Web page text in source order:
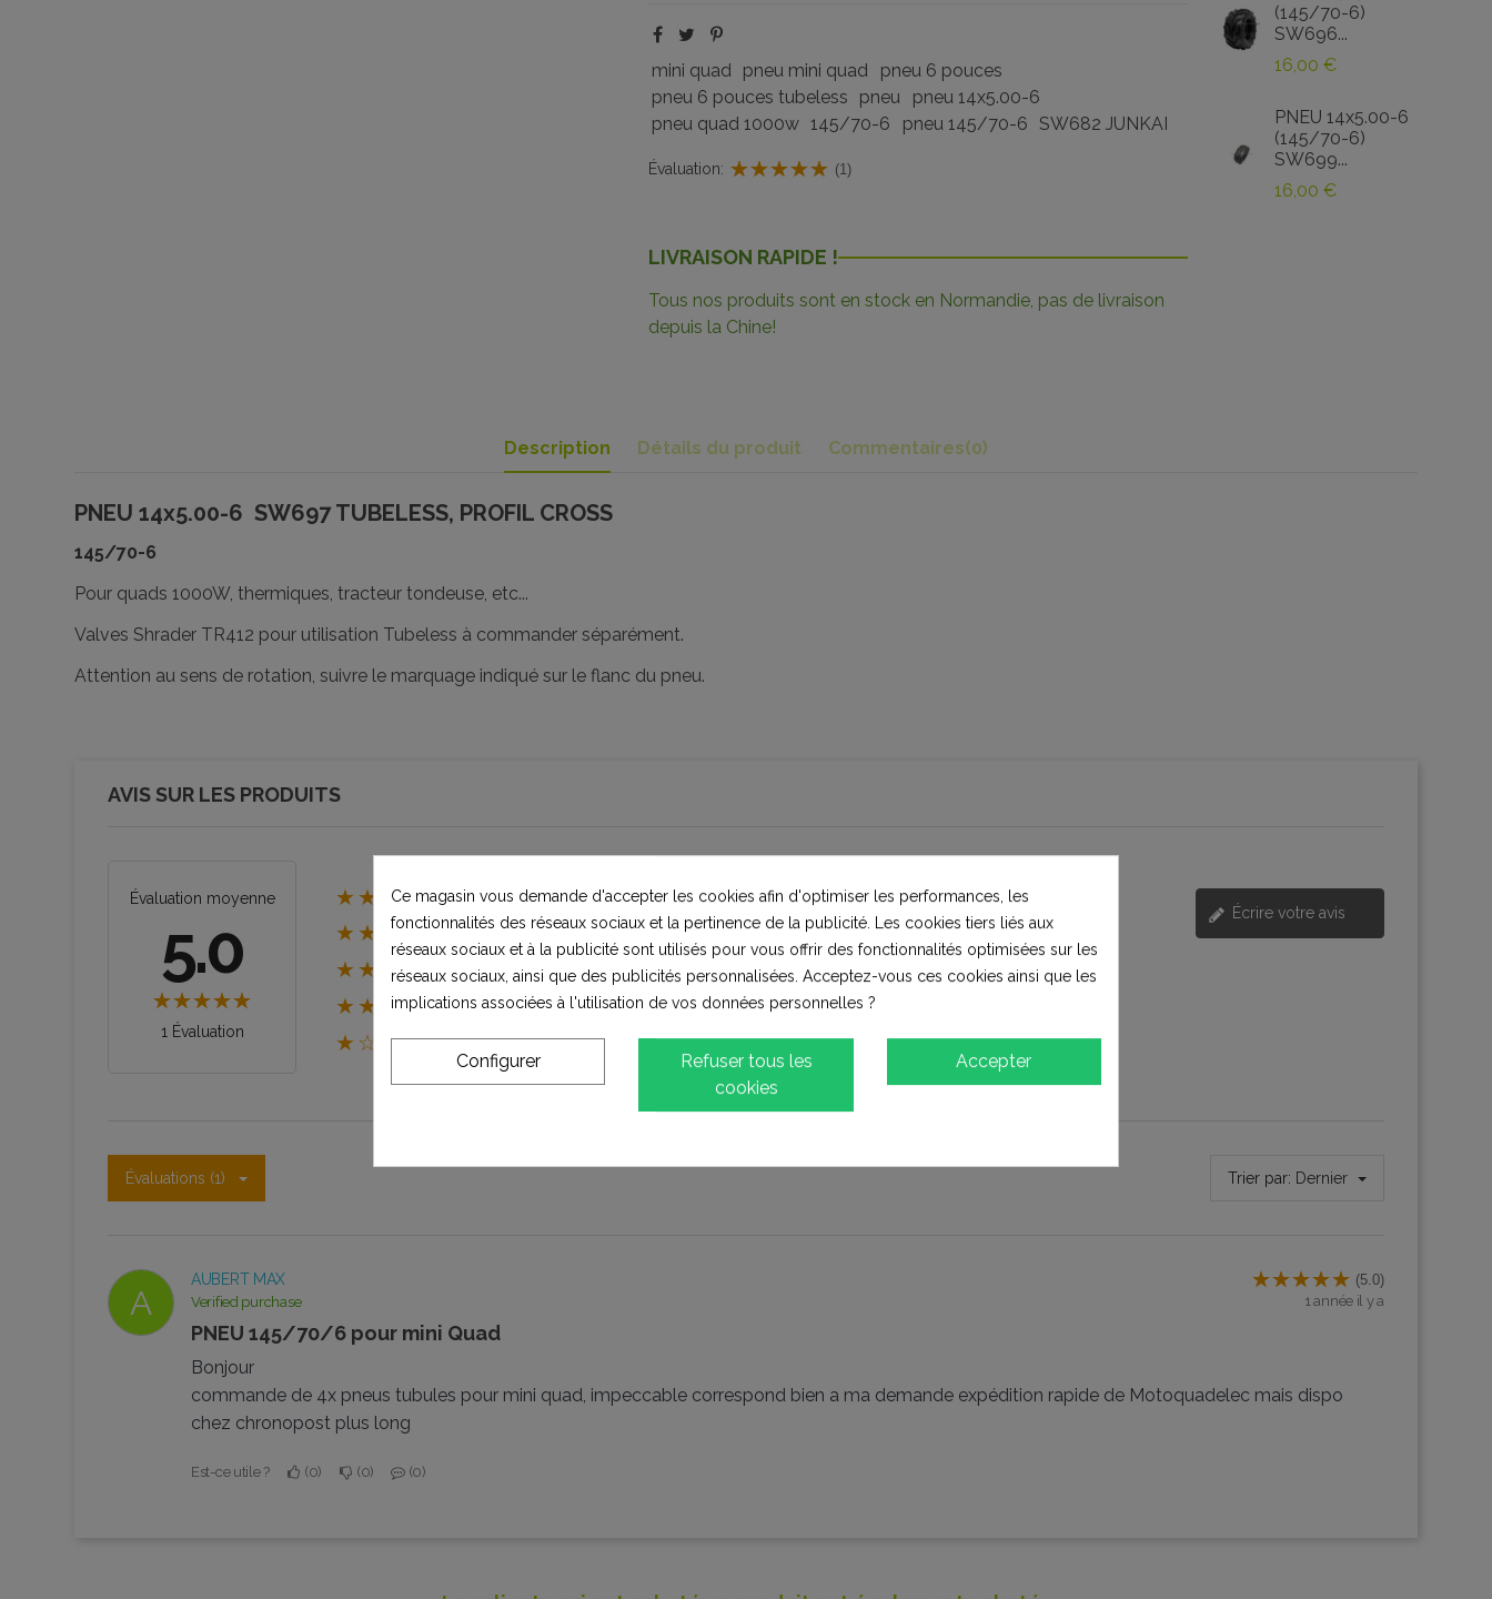
mini quad pneu mini quad
pneu 6 pouces
pneu 6 pouces tubeless
pneu
pneu 14x5.00-6
pneu quad 1000w 145/70-6 pneu 145/70-6 SW682 JUNKAI
Évaluation: (1)
LIVRAISON RAPIDE !
Tous nos produits sont en stock en Normandie, pas de livraison
depuis la Chine!
(145/70-6)
SW696...
16,00 €
PNEU 14x5.00-6
(145/70-6)
SW699...
16,00 €
Description Détails du produit Commentaires(0)
PNEU 14x5.00-6 SW697 TUBELESS, PROFIL CROSS
145/70-6
Pour quads 1000W, thermiques, tracteur tondeuse, etc...
Valves Shrader TR412 pour utilisation Tubeless à commander séparément.
Attention au sens de rotation, suivre le marquage indiqué sur le flanc du pneu.
AVIS SUR LES PRODUITS
Évaluation moyenne
5.0
1 Évaluation
★★★★★ Excellent 1
★★★★☆ Bon 0
★★★☆☆ Moyen 0
★★☆☆☆ Pauvres 0
★☆☆☆☆ Terrible 0
Écrire votre avis
Évaluations (1) Trier par: Dernier
A
AUBERT MAX
Verified purchase
(5.0)
1 année il y a
PNEU 145/70/6 pour mini Quad
Bonjour
commande de 4x pneus tubules pour mini quad, impeccable correspond bien a ma demande expédition rapide de Motoquadelec mais dispo
chez chronopost plus long
Est-ce utile ? 0 0 0
Ce magasin vous demande d'accepter les cookies afin d'optimiser les performances, les
fonctionnalités des réseaux sociaux et la pertinence de la publicité. Les cookies tiers liés aux
réseaux sociaux et à la publicité sont utilisés pour vous offrir des fonctionnalités optimisées sur les
réseaux sociaux, ainsi que des publicités personnalisées. Acceptez-vous ces cookies ainsi que les
implications associées à l'utilisation de vos données personnelles ?
Accepter
Refuser tous les
cookies
Configurer